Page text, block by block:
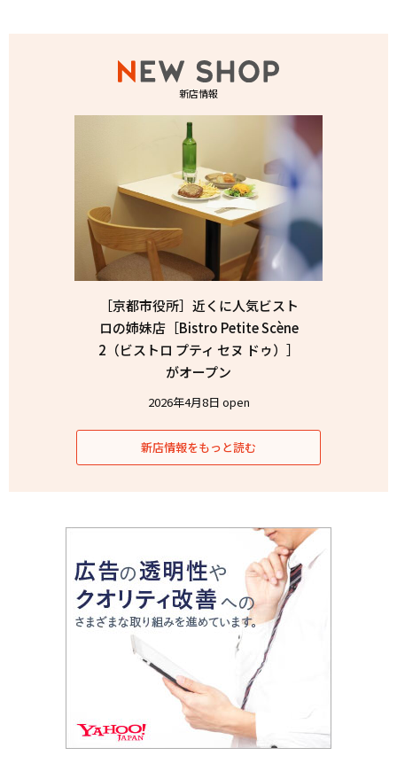
新店情報
［京都市役所］近くに人気ビスト
ロの姉妹店［Bistro Petite Scène
2（ビストロ プティ セヌ ドゥ）］
がオープン
2026年4月8日 open
新店情報をもっと読む